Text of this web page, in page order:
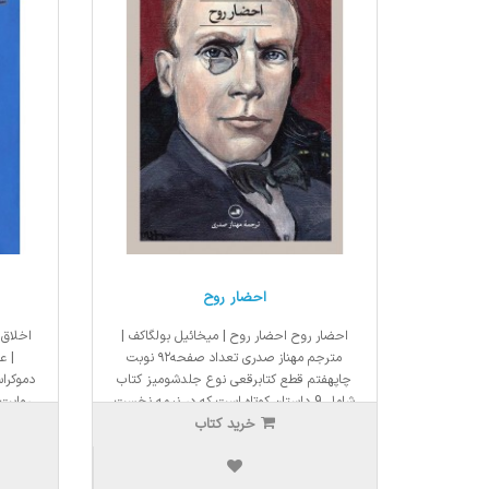
احضار روح
احضار روح احضار روح | میخائیل بولگاکف |
مترجم مهناز صدری تعداد صفحه۹۲ نوبت
چاپهفتم قطع کتابرقعی نوع جلدشومیز كتاب
شامل 9 داستان كوتاه است كه در نیمه نخست
دهه 1920، یعنی اوایل فعالیت ادبی
2,125,000ریال
خرید کتاب
|